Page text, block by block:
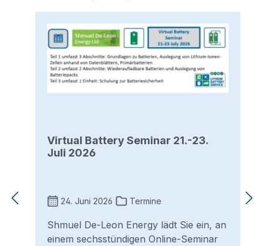
Virtual Battery Seminar 21.-23.
Juli 2026
24. Juni 2026 Termine
Shmuel De-Leon Energy lädt Sie ein, an
einem sechsstündigen Online-Seminar